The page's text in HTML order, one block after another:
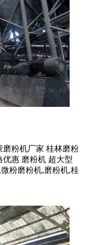
粉机厂家 桂林磨粉
惠 磨粉机 超大型
粉磨粉机,磨粉机,桂